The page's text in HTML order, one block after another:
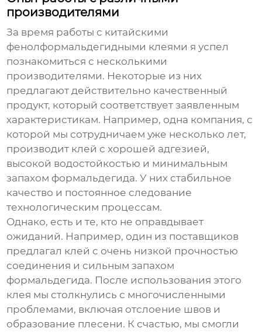
производителями
За время работы с китайскими
фенолформальдегидными клеями я успел
познакомиться с несколькими
производителями. Некоторые из них
предлагают действительно качественный
продукт, который соответствует заявленным
характеристикам. Например, одна компания, с
которой мы сотрудничаем уже несколько лет,
производит клей с хорошей адгезией,
высокой водостойкостью и минимальным
запахом формальдегида. У них стабильное
качество и постоянное следование
технологическим процессам.
Однако, есть и те, кто не оправдывает
ожиданий. Например, один из поставщиков
предлагал клей с очень низкой прочностью
соединения и сильным запахом
формальдегида. После использования этого
клея мы столкнулись с многочисленными
проблемами, включая отслоение швов и
образование плесени. К счастью, мы смогли